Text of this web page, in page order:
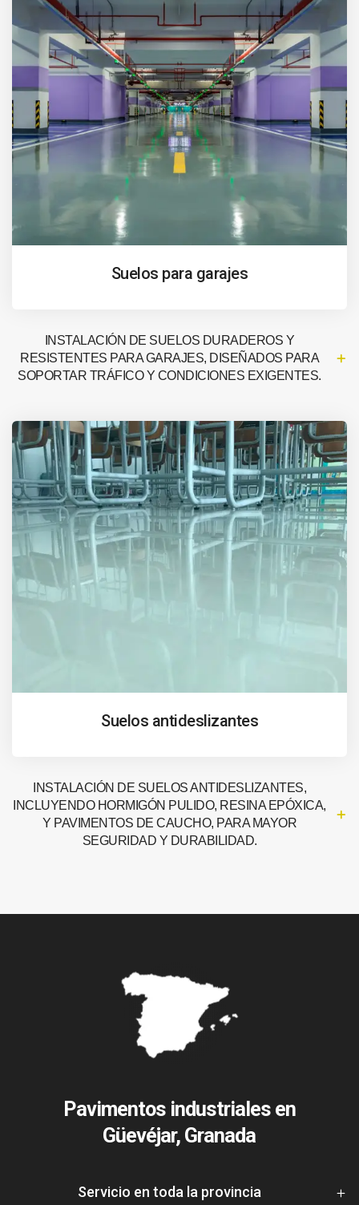
Suelos para garajes
INSTALACIÓN DE SUELOS DURADEROS Y
RESISTENTES PARA GARAJES, DISEÑADOS PARA
SOPORTAR TRÁFICO Y CONDICIONES EXIGENTES.
Suelos antideslizantes
INSTALACIÓN DE SUELOS ANTIDESLIZANTES,
INCLUYENDO HORMIGÓN PULIDO, RESINA EPÓXICA,
Y PAVIMENTOS DE CAUCHO, PARA MAYOR
SEGURIDAD Y DURABILIDAD.
Pavimentos industriales en
Güevéjar, Granada
Servicio en toda la provincia